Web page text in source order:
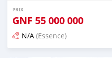
PRIX
GNF 55 000 000
N/A (Essence)